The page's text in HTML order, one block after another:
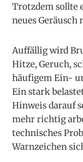
Trotzdem sollte
neues
Auffällig wird
Hitze, Geruch,
häufigem Ein-
Ein stark
Hinweis darauf
mehr richtig
technisches
Warnzeichen